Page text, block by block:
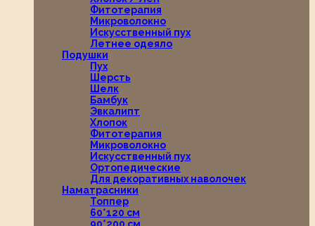
Фитотерапия
Микроволокно
Искусственный пух
Летнее одеяло
Подушки
Пух
Шерсть
Шелк
Бамбук
Эвкалипт
Хлопок
Фитотерапия
Микроволокно
Искусственный пух
Ортопедические
Для декоративных наволочек
Наматрасники
Топпер
60*120 см